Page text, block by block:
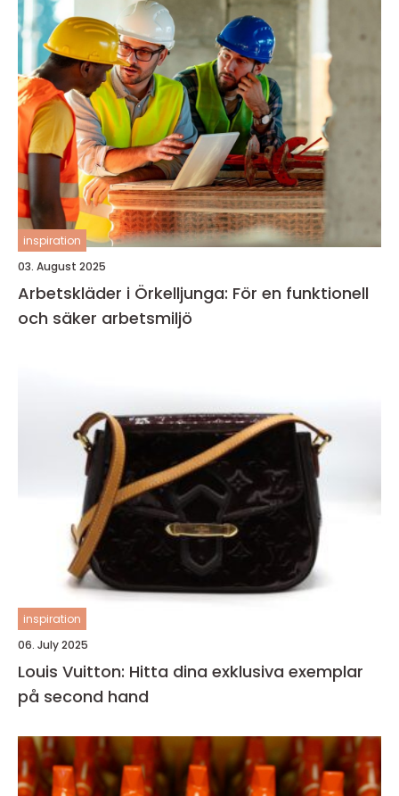
inspiration
03. August 2025
Arbetskläder i Örkelljunga: För en funktionell
och säker arbetsmiljö
inspiration
06. July 2025
Louis Vuitton: Hitta dina exklusiva exemplar
på second hand